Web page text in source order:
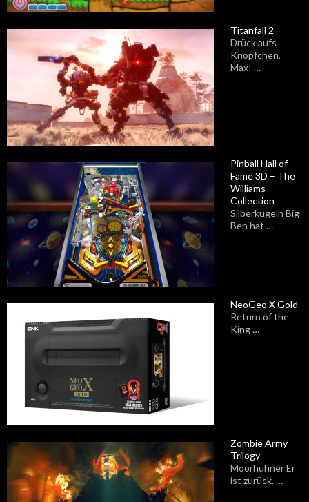
Titanfall 2
Drück aufs
Knöpfchen,
Max! …
Pinball Hall of
Fame 3D – The
Williams
Collection
Silberkugeln Big
Ben hat …
NeoGeo X Gold
Return of the
King …
Zombie Army
Trilogy
Moorhühner Er
ist zurück. …